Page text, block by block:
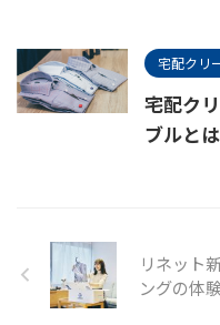
宅配クリ
宅配ク
ブルと
リネット
ングの体